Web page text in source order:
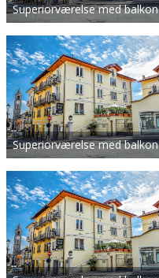
Superiorværelse med balkon
Superiorværelse med balkon